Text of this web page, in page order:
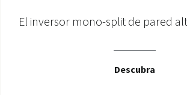
El inversor mono-split de pared
Descubra